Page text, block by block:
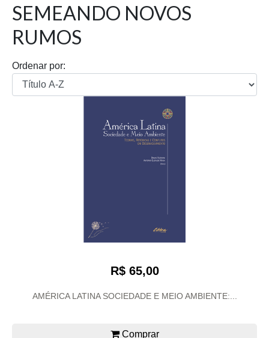
SEMEANDO NOVOS
RUMOS
Ordenar por:
R$ 65,00
AMÉRICA LATINA SOCIEDADE E MEIO AMBIENTE:...
Comprar